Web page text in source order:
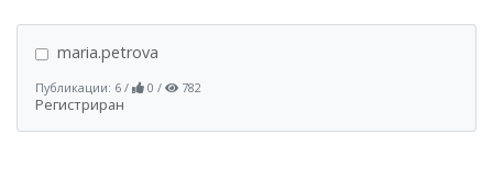
maria.petrova
Публикации: 6 / 0 / 782
Регистриран